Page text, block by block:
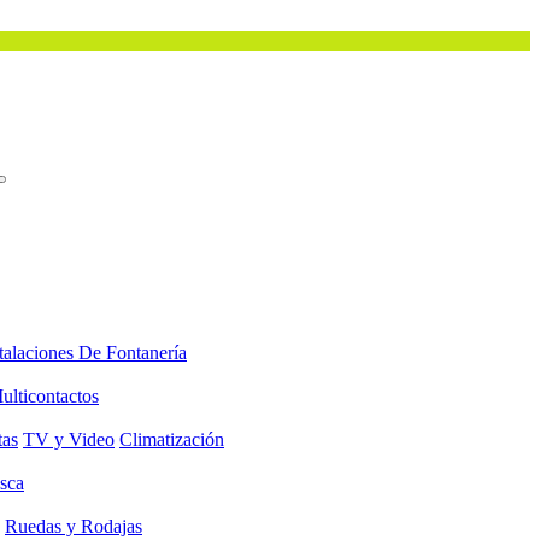
De Fontanería
TV y Video Climatización
Ruedas y Rodajas